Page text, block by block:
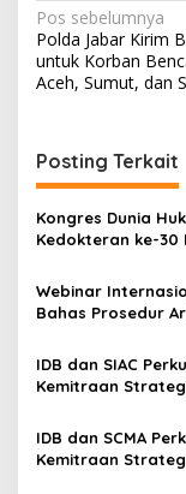
N
a
v
g
a
s
i
p
o
s
Pos sebelumnya
Polda Jabar Kirim
untuk Korban
Aceh, Sumut, dan
Posting Terkait
Kongres Dunia
Kedokteran ke-30
Inovasi, dan
Global Kesehatan
Webinar
Bahas Prosedur
Perkuat Wawasan
Olahraga Global
IDB dan SIAC
Kemitraan
Internasional
IDB dan SCMA
Kemitraan